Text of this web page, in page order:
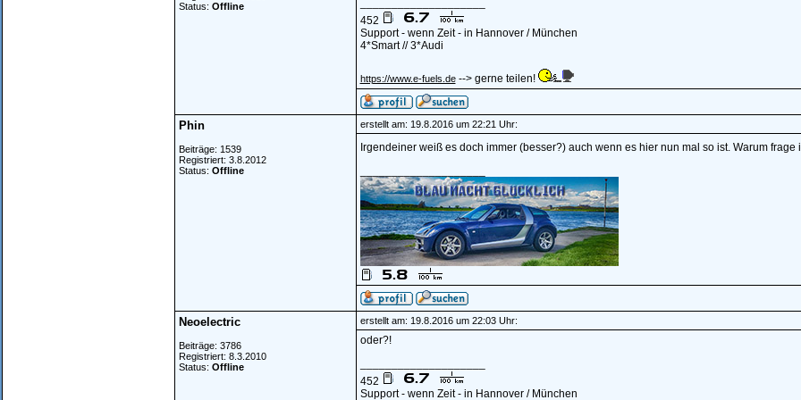
Status: Offline
452
Support - wenn Zeit - in Hannover / München
4*Smart // 3*Audi
https://www.e-fuels.de--> gerne teilen!
Phin
Beiträge: 1539
Registriert: 3.8.2012
Status: Offline
erstellt am: 19.8.2016 um 22:21 Uhr:
Irgendeiner weiß es doch immer (besser?) auch wenn es hier nun mal so ist. Warum frage
Neoelectric
Beiträge: 3786
Registriert: 8.3.2010
Status: Offline
erstellt am: 19.8.2016 um 22:03 Uhr:
oder?!
452
Support - wenn Zeit - in Hannover / München